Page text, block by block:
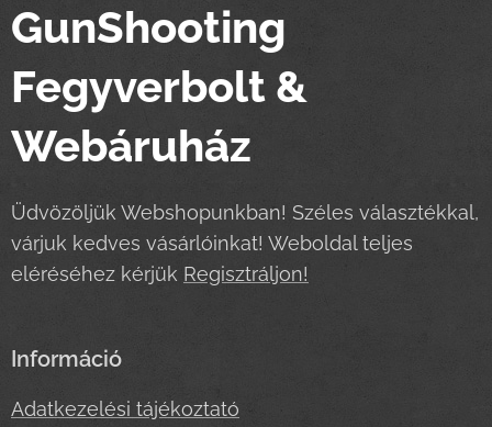
GunShooting
Fegyverbolt &
Webáruház
Üdvözöljük Webshopunkban! Széles választékkal,
várjuk kedves vásárlóinkat! Weboldal teljes
eléréséhez kérjük Regisztráljon!
Információ
Adatkezelési tájékoztató